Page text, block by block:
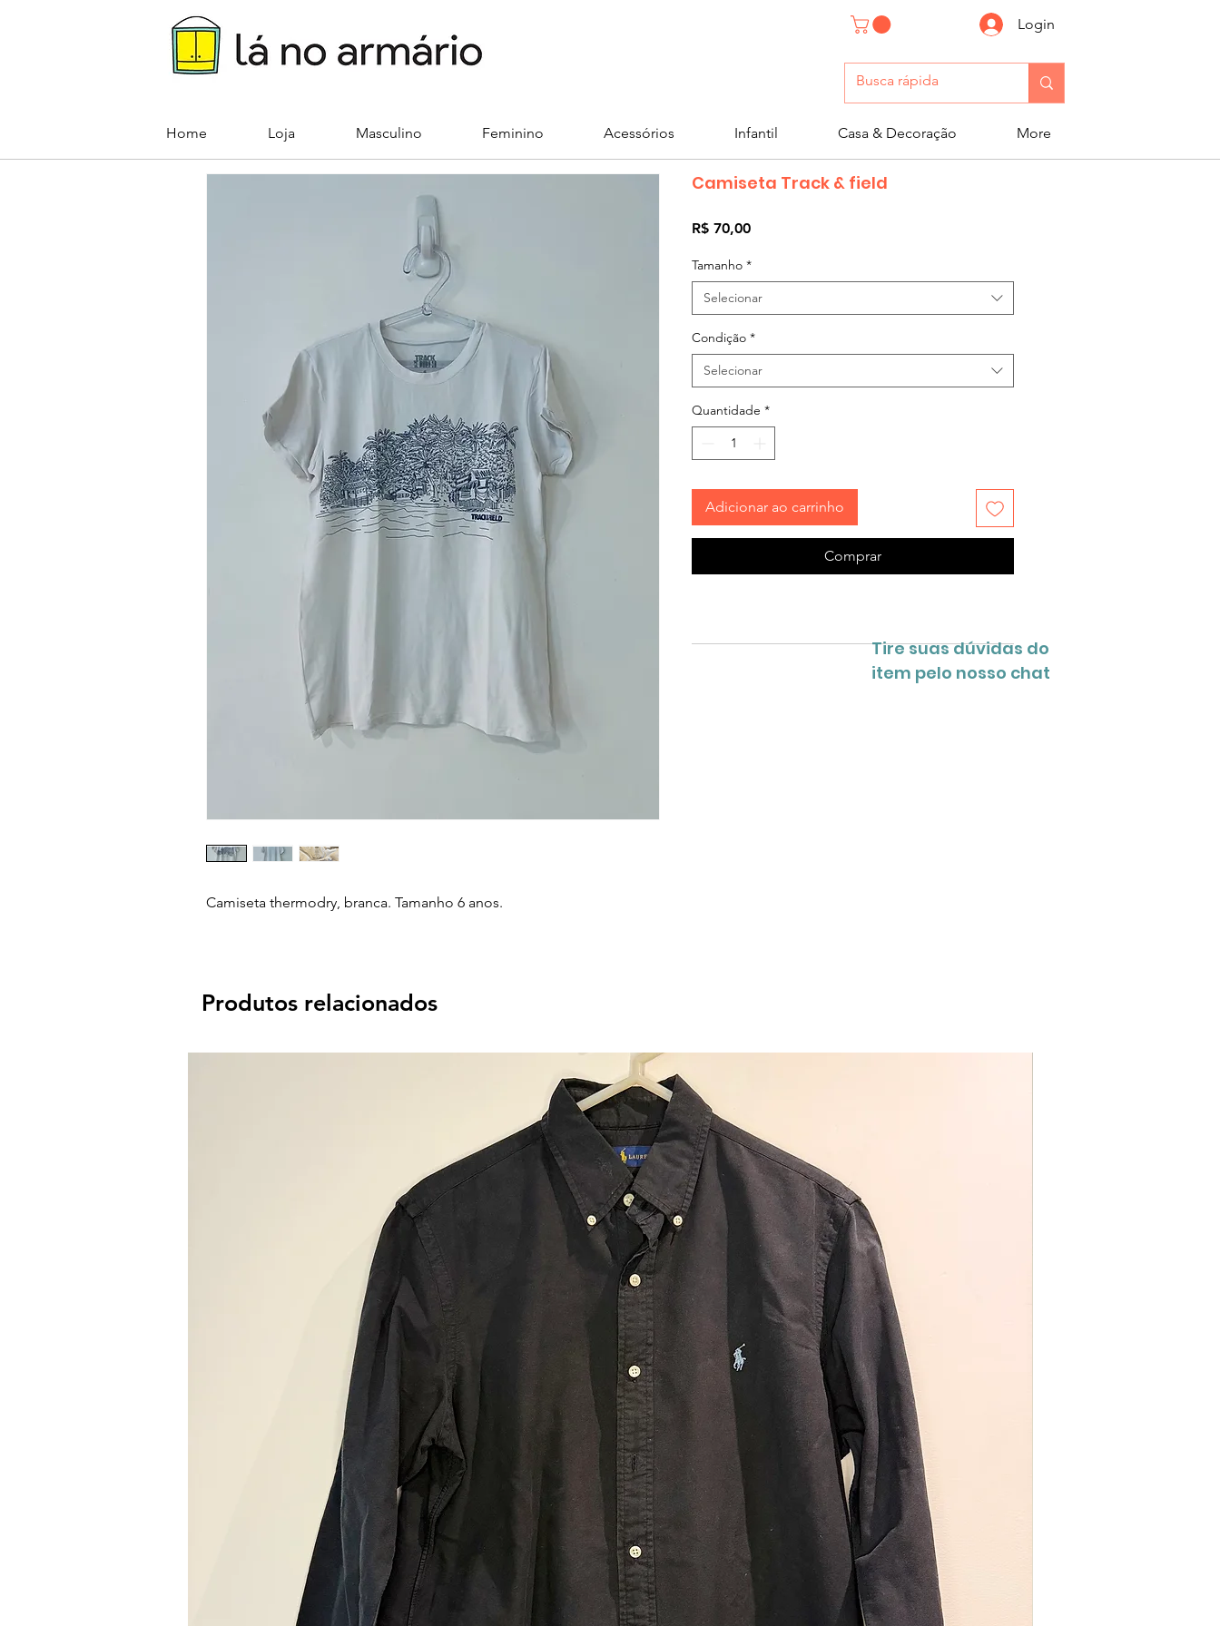
Login
Home Loja Masculino Feminino Acessórios Infantil Casa & Decoração More
Camiseta thermodry, branca. Tamanho 6 anos.
Camiseta Track & field
R$ 70,00Preço
Tamanho *
Selecionar
Condição *
Selecionar
Quantidade *
Adicionar ao carrinho
Comprar
Tire suas dúvidas do
item pelo nosso chat
Produtos relacionados